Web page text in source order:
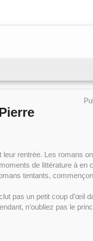
leur rentrée. Les romans
de littérature à en
tentants,
pas un petit coup d’œil
n’oubliez pas le